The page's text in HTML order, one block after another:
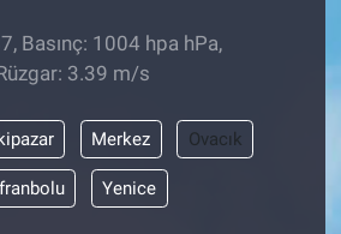
Basınç: 1004 hpa hPa,
3.39 m/s
Merkez Ovacık
Yenice